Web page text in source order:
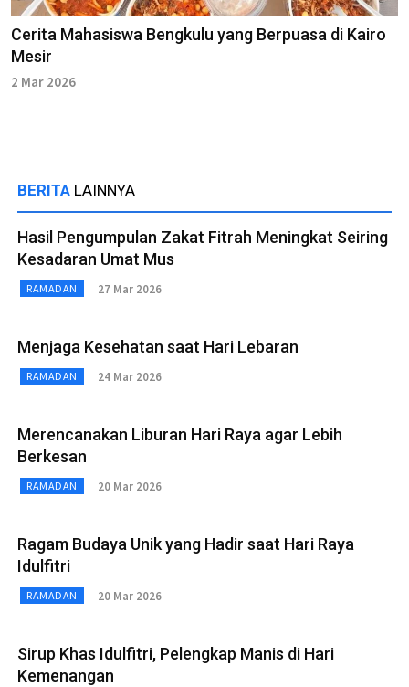
Cerita Mahasiswa Bengkulu yang Berpuasa di Kairo
Mesir
2 Mar 2026
BERITA LAINNYA
Hasil Pengumpulan Zakat Fitrah Meningkat Seiring
Kesadaran Umat Mus
RAMADAN 27 Mar 2026
Menjaga Kesehatan saat Hari Lebaran
RAMADAN 24 Mar 2026
Merencanakan Liburan Hari Raya agar Lebih
Berkesan
RAMADAN 20 Mar 2026
Ragam Budaya Unik yang Hadir saat Hari Raya
Idulfitri
RAMADAN 20 Mar 2026
Sirup Khas Idulfitri, Pelengkap Manis di Hari
Kemenangan